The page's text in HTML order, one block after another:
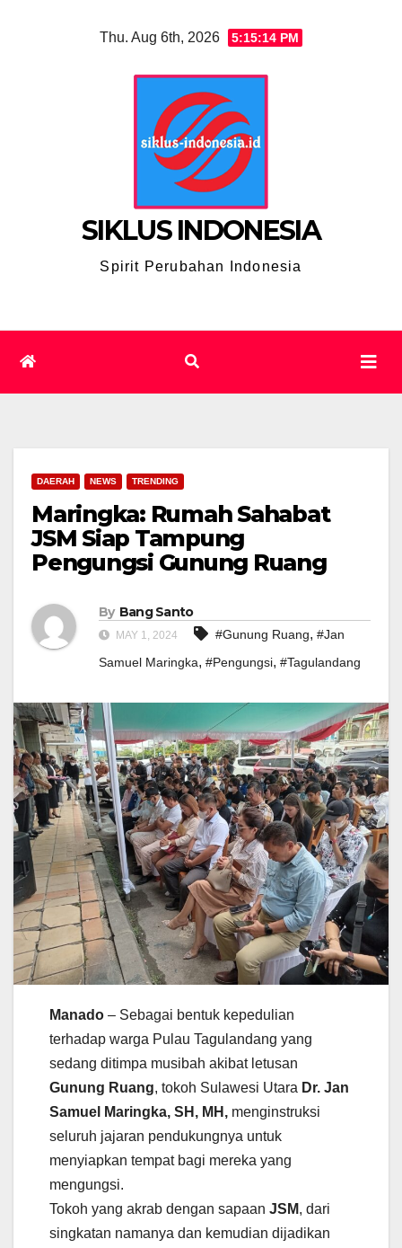
Thu. Aug 6th, 2026 5:15:15 PM
SIKLUS INDONESIA
Spirit Perubahan Indonesia
DAERAH NEWS TRENDING
Maringka: Rumah Sahabat
JSM Siap Tampung
Pengungsi Gunung Ruang
By Bang Santo
MAY 1, 2024 #Gunung Ruang, #Jan
Samuel Maringka, #Pengungsi, #Tagulandang
Manado – Sebagai bentuk kepedulian
terhadap warga Pulau Tagulandang yang
sedang ditimpa musibah akibat letusan
Gunung Ruang, tokoh Sulawesi Utara Dr. Jan
Samuel Maringka, SH, MH, menginstruksi
seluruh jajaran pendukungnya untuk
menyiapkan tempat bagi mereka yang
mengungsi.
Tokoh yang akrab dengan sapaan JSM, dari
singkatan namanya dan kemudian dijadikan